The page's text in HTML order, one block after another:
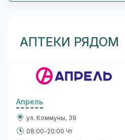
АПТЕКИ РЯДОМ
Апрель
ул. Коммуны, 39
08:00-20:00 Чт